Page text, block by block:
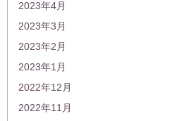
2023年4月
2023年3月
2023年2月
2023年1月
2022年12月
2022年11月